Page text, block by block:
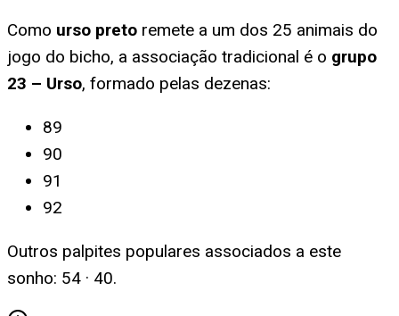
Como urso preto remete a um dos 25 animais do
jogo do bicho, a associação tradicional é o grupo
23 – Urso, formado pelas dezenas:
89
90
91
92
Outros palpites populares associados a este
sonho: 54 · 40.